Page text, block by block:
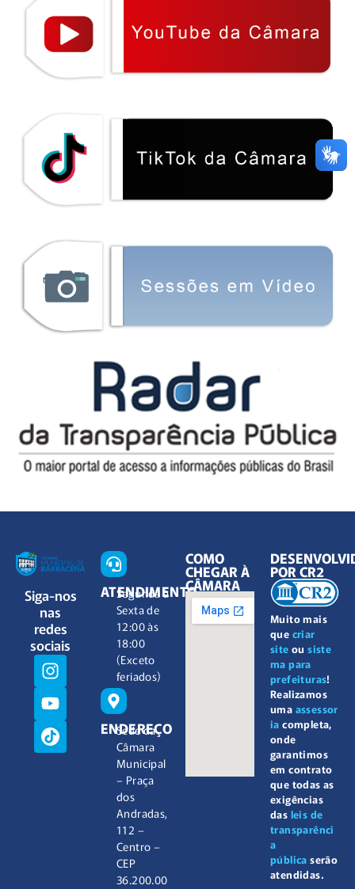
Siga-nos
nas
redes
sociais
ATENDIMENTO
Segunda à
Sexta de
12:00 às
18:00
(Exceto
feriados)
ENDEREÇO
Sede da
Câmara
Municipal
– Praça
dos
Andradas,
112 –
Centro –
CEP
36.200.00
COMO
CHEGAR À
CÂMARA
Muito mais
que criar
site ousiste
ma para
prefeituras!
Realizamos
uma assessor
ia completa,
onde
garantimos
em contrato
que todas as
exigências
das leis de
transparênci
a
pública serão
atendidas.
POR CR2